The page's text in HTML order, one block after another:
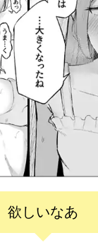
欲しいなあ